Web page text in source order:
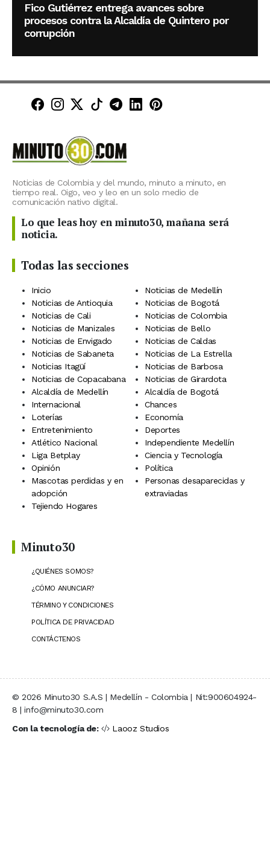
Fico Gutiérrez entrega avances sobre
procesos contra la Alcaldía de Quintero por
corrupción
Minuto30 en Facebook
Minuto30 en Instagram
Minuto30 en X (Twitter)
Minuto30 en TikTok
Canal de Minuto30 en
Minuto30 en LinkedIn
Minuto30 en
Noticias de Colombia y del mundo, minuto a minuto, en
tiempo real. Oigo, veo y leo en un solo medio de
comunicación nativo digital.
Lo que leas hoy en minuto30, mañana será
noticia.
Todas las secciones
Inicio
Noticias de Medellín
Noticias de Antioquia
Noticias de Bogotá
Noticias de Cali
Noticias de Colombia
Noticias de Manizales
Noticias de Bello
Noticias de Envigado
Noticias de Caldas
Noticias de Sabaneta
Noticias de La Estrella
Noticias Itagüí
Noticias de Barbosa
Noticias de Copacabana
Noticias de Girardota
Alcaldía de Medellín
Alcaldía de Bogotá
Internacional
Chances
Loterías
Economía
Entretenimiento
Deportes
Atlético Nacional
Independiente Medellín
Liga Betplay
Ciencia y Tecnología
Opinión
Política
Mascotas perdidas y en
adopción
Personas desaparecidas y
extraviadas
Tejiendo Hogares
Minuto30
¿QUIÉNES SOMOS?
¿CÓMO ANUNCIAR?
TÉRMINO Y CONDICIONES
POLÍTICA DE PRIVACIDAD
CONTÁCTENOS
© 2026 Minuto30 S.A.S | Medellín - Colombia | Nit:900604924-
8 | info@minuto30.com
Con la tecnología de:
Laooz Studios